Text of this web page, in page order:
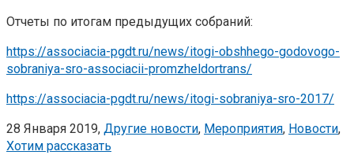
Отчеты по итогам предыдущих собраний:
https://associacia-pgdt.ru/news/itogi-obshhego-godovogo-
sobraniya-sro-associacii-promzheldortrans/
https://associacia-pgdt.ru/news/itogi-sobraniya-sro-2017/
28 Января 2019, Другие новости, Мероприятия, Новости,
Хотим рассказать